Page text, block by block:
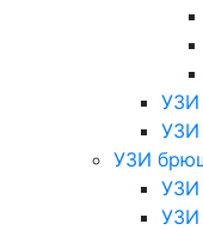
УЗИ
УЗИ
УЗИ
УЗИ
УЗИ